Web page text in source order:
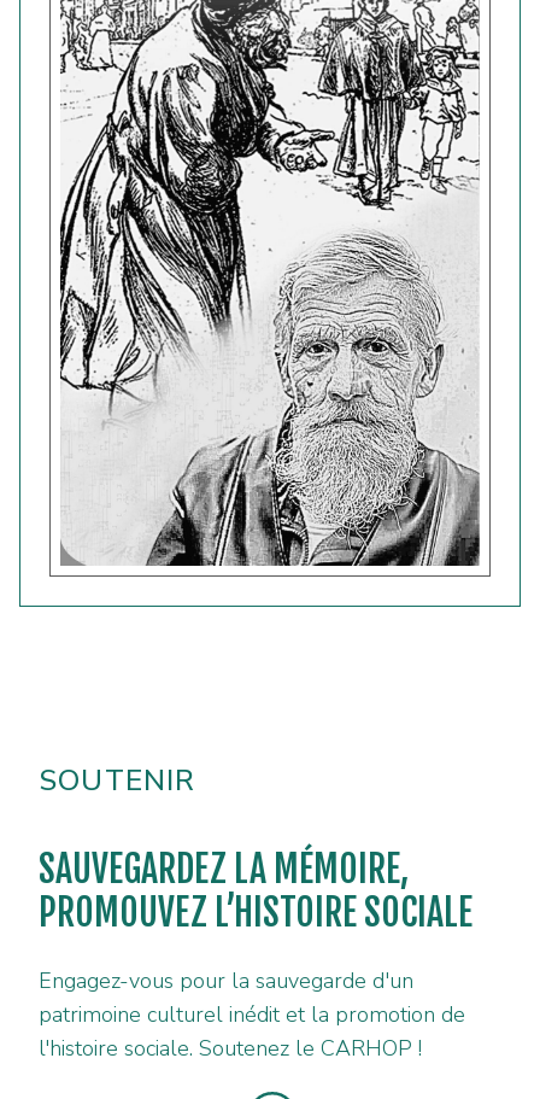
SOUTENIR
SAUVEGARDEZ LA MÉMOIRE,
PROMOUVEZ L’HISTOIRE SOCIALE
Engagez-vous pour la sauvegarde d'un
patrimoine culturel inédit et la promotion de
l'histoire sociale. Soutenez le CARHOP !